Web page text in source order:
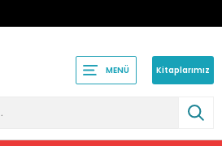
MENÜ Kitaplarımız